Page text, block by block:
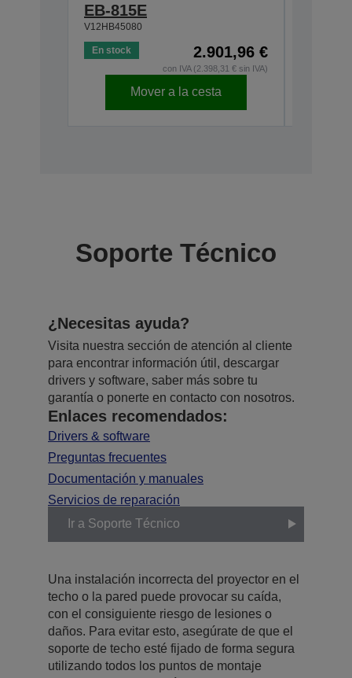
EB-815E
V12HB45080
En stock 2.901,96 €
con IVA (2.398,31 € sin IVA)
Mover a la cesta
Soporte Técnico
¿Necesitas ayuda?
Visita nuestra sección de atención al cliente
para encontrar información útil, descargar
drivers y software, saber más sobre tu
garantía o ponerte en contacto con nosotros.
Enlaces recomendados:
Drivers & software
Preguntas frecuentes
Documentación y manuales
Servicios de reparación
Ir a Soporte Técnico
Una instalación incorrecta del proyector en el
techo o la pared puede provocar su caída,
con el consiguiente riesgo de lesiones o
daños. Para evitar esto, asegúrate de que el
soporte de techo esté fijado de forma segura
utilizando todos los puntos de montaje